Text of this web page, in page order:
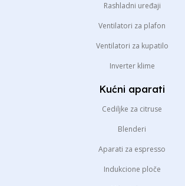
Rashladni uređaji
Ventilatori za plafon
Ventilatori za kupatilo
Inverter klime
Kućni aparati
Cediljke za citruse
Blenderi
Aparati za espresso
Indukcione ploče